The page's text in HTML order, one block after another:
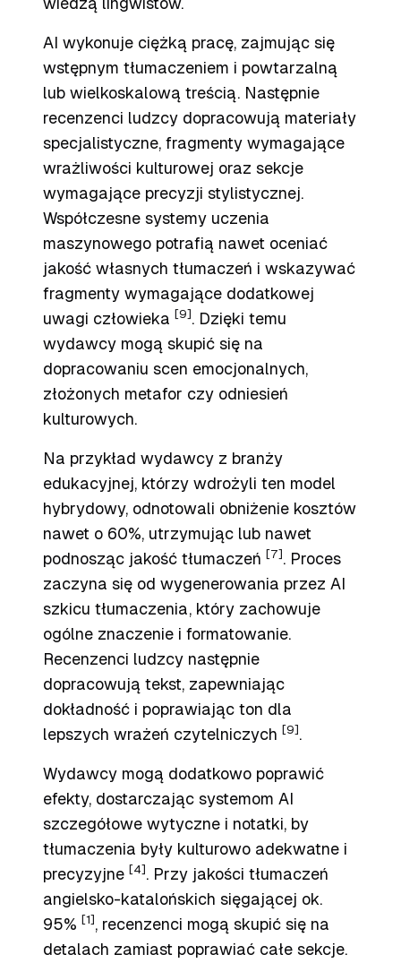
AI wykonuje ciężką pracę, zajmując się
wstępnym tłumaczeniem i powtarzalną
lub wielkoskalową treścią. Następnie
recenzenci ludzcy dopracowują materiały
specjalistyczne, fragmenty wymagające
wrażliwości kulturowej oraz sekcje
wymagające precyzji stylistycznej.
Współczesne systemy uczenia
maszynowego potrafią nawet oceniać
jakość własnych tłumaczeń i wskazywać
fragmenty wymagające dodatkowej
uwagi człowieka [9] . Dzięki temu
wydawcy mogą skupić się na
dopracowaniu scen emocjonalnych,
złożonych metafor czy odniesień
kulturowych.
Na przykład wydawcy z branży
edukacyjnej, którzy wdrożyli ten model
hybrydowy, odnotowali obniżenie kosztów
nawet o 60%, utrzymując lub nawet
podnosząc jakość tłumaczeń [7] . Proces
zaczyna się od wygenerowania przez AI
szkicu tłumaczenia, który zachowuje
ogólne znaczenie i formatowanie.
Recenzenci ludzcy następnie
dopracowują tekst, zapewniając
dokładność i poprawiając ton dla
lepszych wrażeń czytelniczych [9] .
Wydawcy mogą dodatkowo poprawić
efekty, dostarczając systemom AI
szczegółowe wytyczne i notatki, by
tłumaczenia były kulturowo adekwatne i
precyzyjne [4] . Przy jakości tłumaczeń
angielsko-katalońskich sięgającej ok.
95% [1] , recenzenci mogą skupić się na
detalach zamiast poprawiać całe sekcje.